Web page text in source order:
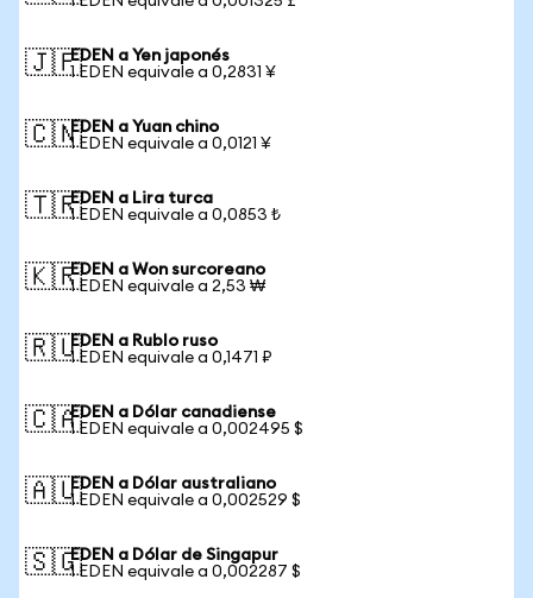
🇯🇵EDEN a Yen japonés
1 EDEN equivale a 0,2831 ¥
🇨🇳EDEN a Yuan chino
1 EDEN equivale a 0,0121 ¥
🇹🇷EDEN a Lira turca
1 EDEN equivale a 0,0853 ₺
🇰🇷EDEN a Won surcoreano
1 EDEN equivale a 2,53 ₩
🇷🇺EDEN a Rublo ruso
1 EDEN equivale a 0,1471 ₽
🇨🇦EDEN a Dólar canadiense
1 EDEN equivale a 0,002495 $
🇦🇺EDEN a Dólar australiano
1 EDEN equivale a 0,002529 $
🇸🇬EDEN a Dólar de Singapur
1 EDEN equivale a 0,002287 $